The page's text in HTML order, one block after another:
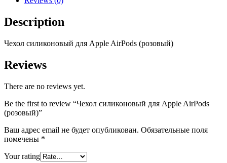
Description
Чехол силиконовый для Apple AirPods (розовый)
Reviews
There are no reviews yet.
Be the first to review “Чехол силиконовый для Apple AirPods
(розовый)”
Ваш адрес email не будет опубликован. Обязательные поля
помечены *
Your rating